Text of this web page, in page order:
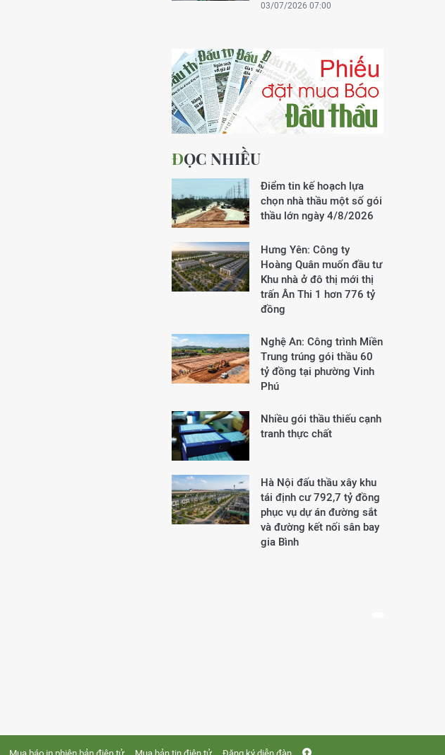
03/07/2026 07:00
ĐỌC NHIỀU
Điểm tin kế hoạch lựa
chọn nhà thầu một số gói
thầu lớn ngày 4/8/2026
Hưng Yên: Công ty
Hoàng Quân muốn đầu tư
Khu nhà ở đô thị mới thị
trấn Ân Thi 1 hơn 776 tỷ
đồng
Nghệ An: Công trình Miền
Trung trúng gói thầu 60
tỷ đồng tại phường Vinh
Phú
Nhiều gói thầu thiếu cạnh
tranh thực chất
Hà Nội đấu thầu xây khu
tái định cư 792,7 tỷ đồng
phục vụ dự án đường sắt
và đường kết nối sân bay
gia Bình
Mua báo in phiên bản điện tử Mua bản tin điện tử Đăng ký diễn đàn